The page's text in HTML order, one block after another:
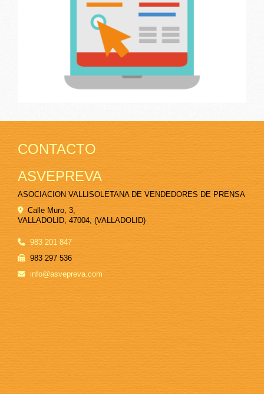
CONTACTO
ASVEPREVA
ASOCIACION VALLISOLETANA DE VENDEDORES DE PRENSA
Calle Muro, 3,
VALLADOLID 47004 (VALLADOLID)
983 201 847
983 297 536
info
asvepreva.com